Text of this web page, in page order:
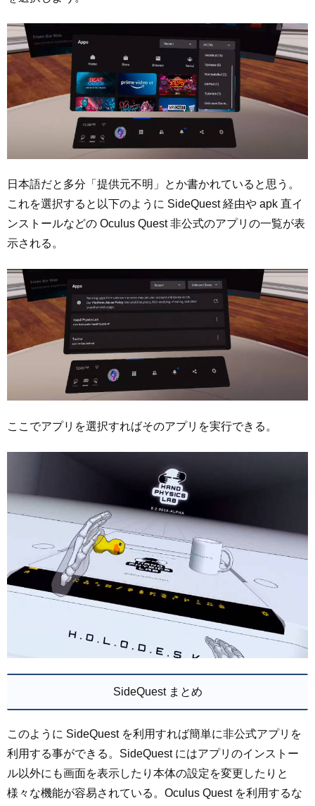
日本語だと多分「提供元不明」とか書かれていると思う。
これを選択すると以下のように SideQuest 経由や apk 直イ
ンストールなどの Oculus Quest 非公式のアプリの一覧が表
示される。
ここでアプリを選択すればそのアプリを実行できる。
SideQuest まとめ
このように SideQuest を利用すれば簡単に非公式アプリを
利用する事ができる。SideQuest にはアプリのインストー
ル以外にも画面を表示したり本体の設定を変更したりと
様々な機能が容易されている。Oculus Quest を利用するな